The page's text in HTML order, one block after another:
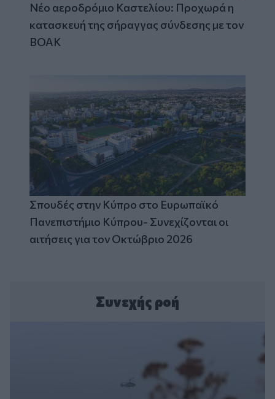
Νέο αεροδρόμιο Καστελίου: Προχωρά η
κατασκευή της σήραγγας σύνδεσης με τον
ΒΟΑΚ
Σπουδές στην Κύπρο στο Ευρωπαϊκό
Πανεπιστήμιο Κύπρου- Συνεχίζονται οι
αιτήσεις για τον Οκτώβριο 2026
Συνεχής ροή